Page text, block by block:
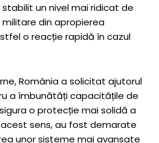
un nivel mai ridicat de
din apropierea
o reacție rapidă în cazul
România a solicitat ajutorul
a îmbunătăți capacitățile de
o protecție mai solidă a
acest sens, au fost demarate
unor sisteme mai avansate